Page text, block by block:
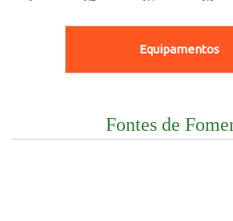
Equipamentos
Fontes de